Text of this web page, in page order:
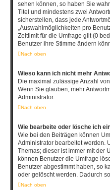
sehen können, so haben Sie
Titel und mindestens zwei
sicherstellen, dass jede
„Auswahlmöglichkeiten pro
Zeitlimit für die Umfrage gilt (0
Benutzer ihre Stimme ändern
Nach oben
Wieso kann ich nicht mehr
Die maximal zulässige Anzahl
Wenn Sie glauben, mehr
Administrator.
Nach oben
Wie bearbeite oder lösche ich
Wie bei den Beiträgen können
Administrator bearbeitet werden.
Themas; dieser ist immer mit der
können Benutzer die Umfrage
Benutzer abgestimmt haben, so
oder gelöscht werden. Dadurch
Nach oben